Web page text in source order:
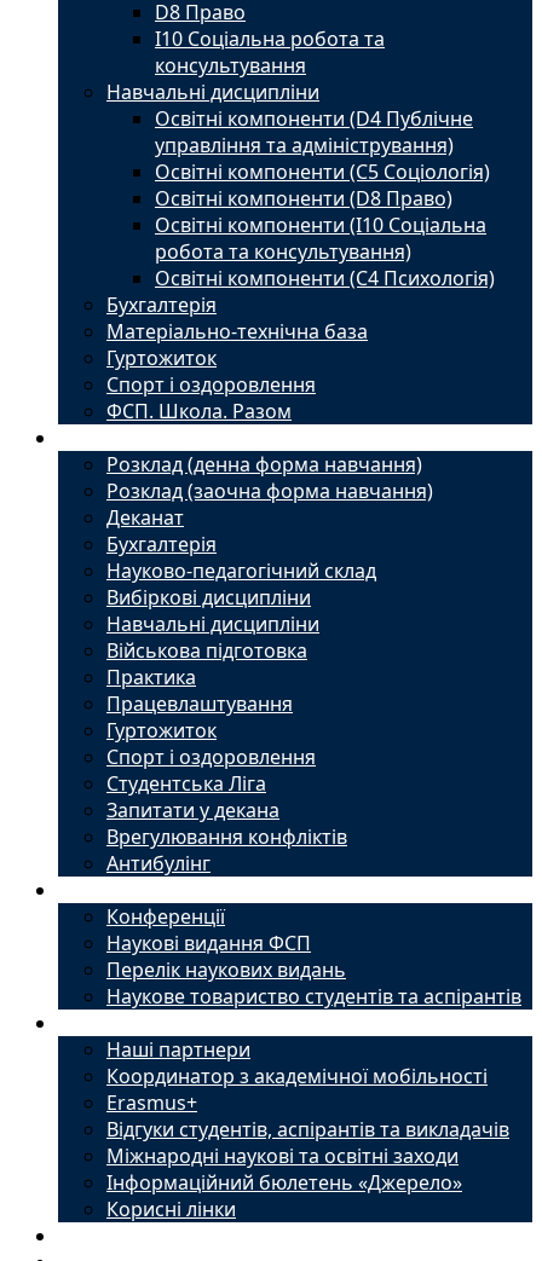
D8 Право
I10 Соціальна робота та
консультування
Навчальні дисципліни
Освітні компоненти (D4 Публічне
управління та адміністрування)
Освітні компоненти (С5 Соціологія)
Освітні компоненти (D8 Право)
Освітні компоненти (I10 Соціальна
робота та консультування)
Освітні компоненти (С4 Психологія)
Бухгалтерія
Матеріально-технічна база
Гуртожиток
Спорт і оздоровлення
ФСП. Школа. Разом
Розклад (денна форма навчання)
Розклад (заочна форма навчання)
Деканат
Бухгалтерія
Науково-педагогічний склад
Вибіркові дисципліни
Навчальні дисципліни
Військова підготовка
Практика
Працевлаштування
Гуртожиток
Спорт і оздоровлення
Студентська Ліга
Запитати у декана
Врегулювання конфліктів
Антибулінг
Конференції
Наукові видання ФСП
Перелік наукових видань
Наукове товариство студентів та аспірантів
Наші партнери
Координатор з академічної мобільності
Erasmus+
Відгуки студентів, аспірантів та викладачів
Міжнародні наукові та освітні заходи
Інформаційний бюлетень «Джерело»
Корисні лінки